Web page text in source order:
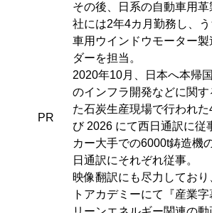
PR
その後、日系の自動車用
社には2年4カ月勤務し、
車用ウインドウモーター
ダーを担当。
2020年10月、日本へ本帰
のインフラ開発などに関
た石炭生産現場で行われ
び 2026 にて西日通訳に従
カー大手での6000t鋳造機
日通訳にそれぞれ従事。
映像翻訳にも尽力してお
トアカデミーにて『産業